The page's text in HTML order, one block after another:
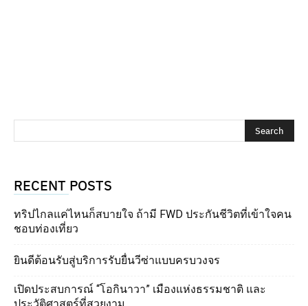
RECENT POSTS
ทริปไกลแค่ไหนก็สบายใจ ถ้ามี FWD ประกันชีวิตที่เข้าใจคน
ชอบท่องเที่ยว
ยินดีต้อนรับสู่บริการรับยื่นวีซ่าแบบครบวงจร
เปิดประสบการณ์ “โอกินาวา” เมืองแห่งธรรมชาติ และ